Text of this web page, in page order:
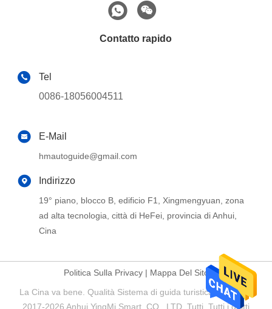
Contatto rapido
Tel
0086-18056004511
E-Mail
hmautoguide@gmail.com
Indirizzo
19° piano, blocco B, edificio F1, Xingmengyuan, zona
ad alta tecnologia, città di HeFei, provincia di Anhui,
Cina
Politica Sulla Privacy| Mappa Del Sito
La Cina va bene. Qualità Sistema di guida turistica Fornitore.
2017-2026 Anhui YingMi Smart. CO., LTD. Tutti. Tutti i diritti